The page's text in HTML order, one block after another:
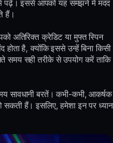
से पढ़ें। इससे आपको यह समझने में मदद
हैं।
अतिरिक्त क्रेडिट या मुफ्त स्पिन
है, क्योंकि इससे उन्हें बिना किसी
समय सही तरीके से उपयोग करें ताकि
सावधानी बरतें। कभी-कभी, आकर्षक
सकती हैं। इसलिए, हमेशा इन पर ध्यान